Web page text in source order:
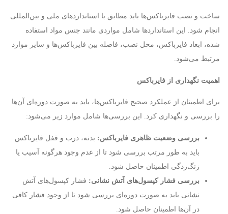
ساخت و نصب فایرباکس‌ها باید مطابق با استانداردهای ملی و بین‌المللی
انجام شود. این استانداردها شامل مواردی مانند جنس مواد استفاده
شده، ابعاد فایرباکس، محل نصب، فاصله بین فایرباکس‌ها و سایر موارد
مرتبط می‌شود.
اهمیت نگهداری از فایرباکس
برای اطمینان از عملکرد صحیح فایرباکس‌ها، باید به صورت دوره‌ای آن‌ها
را بررسی و نگهداری کرد. این بررسی‌ها شامل موارد زیر می‌شود:
بررسی وضعیت ظاهری فایرباکس: بدنه، درب و قفل فایرباکس
باید به طور مرتب بررسی شود تا از عدم وجود هرگونه آسیب یا
زنگ‌زدگی اطمینان حاصل شود.
بررسی فشار کپسول‌های آتش نشانی: فشار کپسول‌های آتش
نشانی باید به صورت دوره‌ای بررسی شود تا از وجود فشار کافی
در آن‌ها اطمینان حاصل شود.